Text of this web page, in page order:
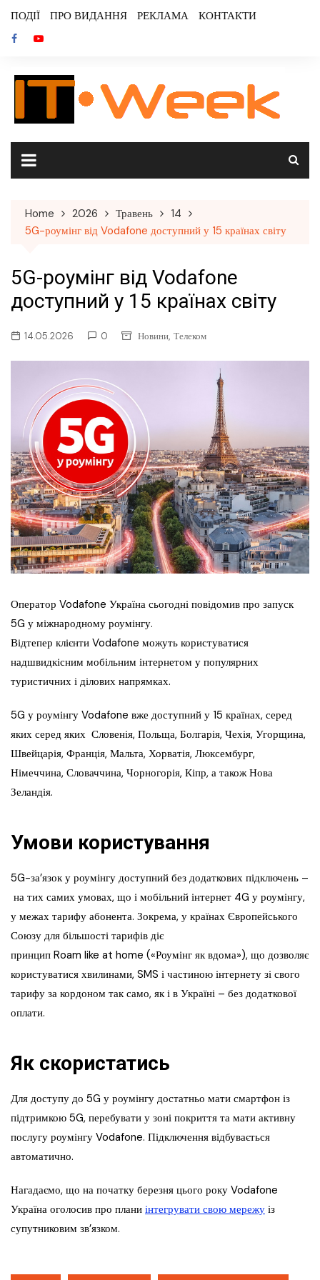
content
ПОДІЇ ПРО ВИДАННЯ РЕКЛАМА КОНТАКТИ
Home 2026 Травень
14
5G-роумінг від Vodafone доступний у 15 країнах світу
5G-роумінг від Vodafone
доступний у 15 країнах світу
14.05.2026 0 Новини, Телеком
Оператор Vodafone Україна сьогодні повідомив про запуск
5G у міжнародному роумінгу.
Відтепер клієнти Vodafone можуть користуватися
надшвидкісним мобільним інтернетом у популярних
туристичних і ділових напрямках.
5G у роумінгу Vodafone вже доступний у 15 країнах, серед
яких серед яких Словенія, Польща, Болгарія, Чехія, Угорщина,
Швейцарія, Франція, Мальта, Хорватія, Люксембург,
Німеччина, Словаччина, Чорногорія, Кіпр, а також Нова
Зеландія.
Умови користування
5G-за’язок у роумінгу доступний без додаткових підключень –
на тих самих умовах, що і мобільний інтернет 4G у роумінгу,
у межах тарифу абонента. Зокрема, у країнах Європейського
Союзу для більшості тарифів діє
принцип Roam like at home («Роумінг як вдома»), що дозволяє
користуватися хвилинами, SMS і частиною інтернету зі свого
тарифу за кордоном так само, як і в Україні – без додаткової
оплати.
Як скористатись
Для доступу до 5G у роумінгу достатньо мати смартфон із
підтримкою 5G, перебувати у зоні покриття та мати активну
послугу роумінгу Vodafone. Підключення відбувається
автоматично.
Нагадаємо, що на початку березня цього року Vodafone
Україна оголосив про плани інтегрувати свою мережу із
супутниковим зв’язком.